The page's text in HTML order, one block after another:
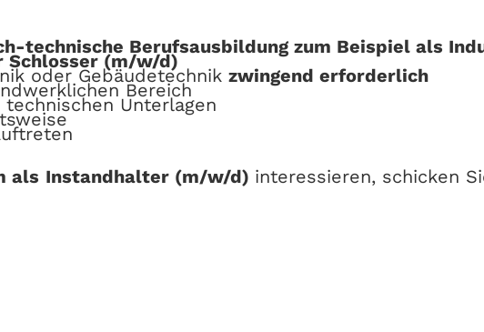
technische Berufsausbildung zum Beispiel als
(m/w/d)
oder Gebäudetechnik zwingend erforderlich
Bereich
Unterlagen
als Instandhalter (m/w/d) interessieren, schicken